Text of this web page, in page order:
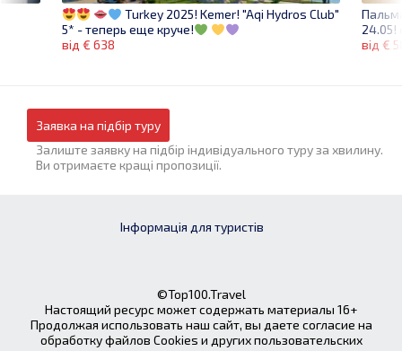
24.05!
від €
Turkey 2025! Kemer! "Aqi Hydros Club"
5* - теперь еще круче!
від € 638
Заявка на підбір туру
Залиште заявку на підбір індивідуального туру за хвилину.
Ви отримаєте кращі пропозиції.
Інформація для туристів
©Top100.Travel
Настоящий ресурс может содержать материалы 16+
Продолжая использовать наш сайт, вы даете согласие на
обработку файлов Cookies и других пользовательских